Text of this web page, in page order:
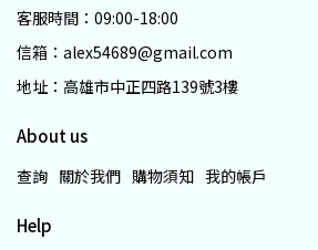
客服時間：09:00-18:00
信箱：alex54689@gmail.com
地址：高雄市中正四路139號3樓
About us
查詢 關於我們 購物須知 我的帳戶
Help